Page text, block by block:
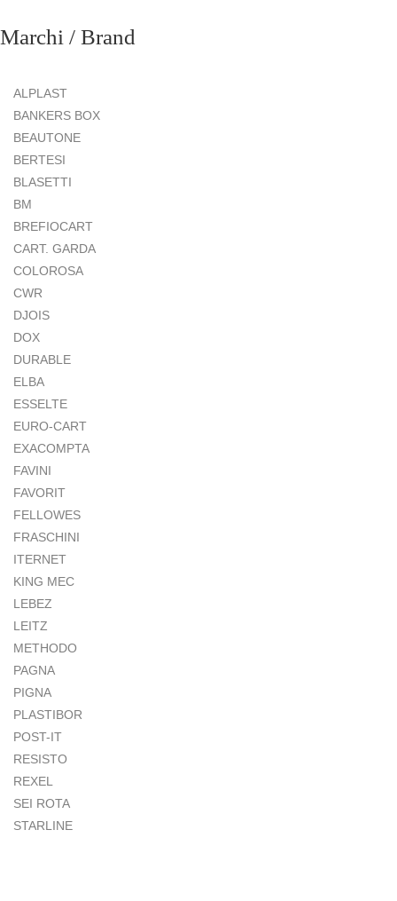
Marchi / Brand
ALPLAST
BANKERS BOX
BEAUTONE
BERTESI
BLASETTI
BM
BREFIOCART
CART. GARDA
COLOROSA
CWR
DJOIS
DOX
DURABLE
ELBA
ESSELTE
EURO-CART
EXACOMPTA
FAVINI
FAVORIT
FELLOWES
FRASCHINI
ITERNET
KING MEC
LEBEZ
LEITZ
METHODO
PAGNA
PIGNA
PLASTIBOR
POST-IT
RESISTO
REXEL
SEI ROTA
STARLINE